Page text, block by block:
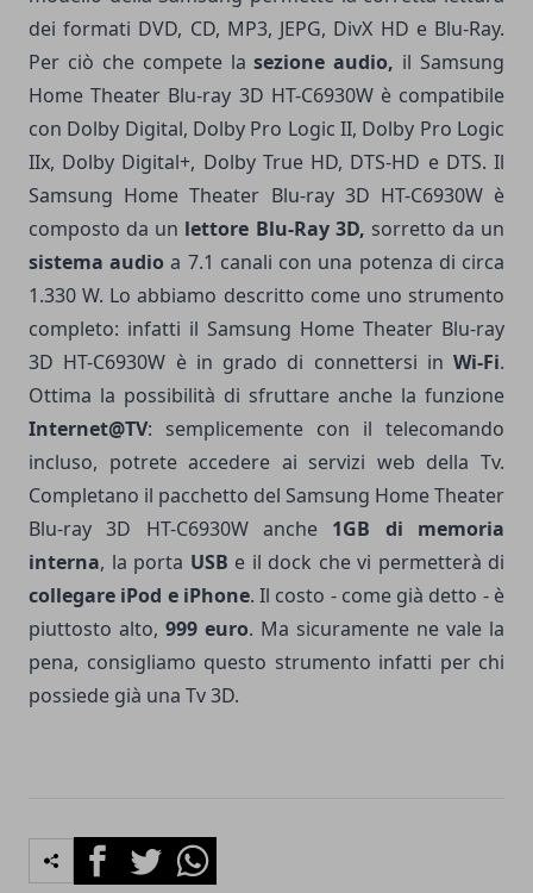
dei formati DVD, CD, MP3, JEPG, DivX HD e Blu-Ray.
Per ciò che compete lasezione audio, il Samsung
Home Theater Blu-ray 3D HT-C6930W è compatibile
con Dolby Digital, Dolby Pro Logic II, Dolby Pro Logic
IIx, Dolby Digital+, Dolby True HD, DTS-HD e DTS. Il
Samsung Home Theater Blu-ray 3D HT-C6930W è
composto da un lettore Blu-Ray 3D, sorretto da un
sistema audio a 7.1 canali con una potenza di circa
1.330 W. Lo abbiamo descritto come uno strumento
completo: infatti il Samsung Home Theater Blu-ray
3D HT-C6930W è in grado di connettersi in Wi-Fi.
Ottima la possibilità di sfruttare anche la funzione
Internet@TV: semplicemente con il telecomando
incluso, potrete accedere ai servizi web della Tv.
Completano il pacchetto del Samsung Home Theater
Blu-ray 3D HT-C6930W anche 1GB di memoria
interna, la porta USB e il dock che vi permetterà di
collegare iPod e iPhone. Il costo - come già detto - è
piuttosto alto, 999 euro. Ma sicuramente ne vale la
pena, consigliamo questo strumento infatti per chi
possiede già una Tv 3D.
FacebookTwitterWhatsapp